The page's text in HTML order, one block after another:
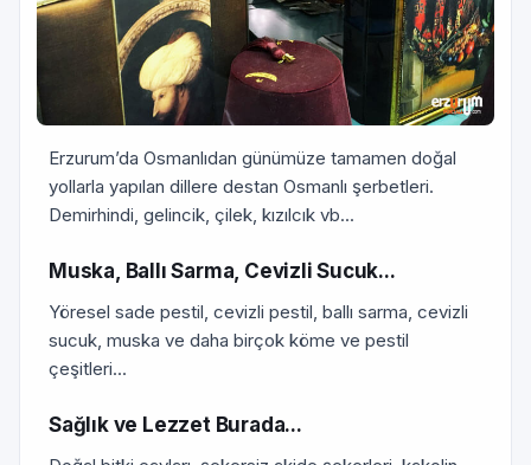
Erzurum’da Osmanlıdan günümüze tamamen doğal
yollarla yapılan dillere destan Osmanlı şerbetleri.
Demirhindi, gelincik, çilek, kızılcık vb...
Muska, Ballı Sarma, Cevizli Sucuk...
Yöresel sade pestil, cevizli pestil, ballı sarma, cevizli
sucuk, muska ve daha birçok köme ve pestil
çeşitleri...
Sağlık ve Lezzet Burada...